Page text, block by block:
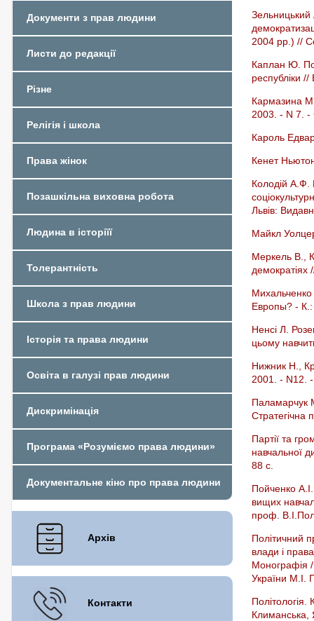
Зельницький
2004 рр.) //
Каплан Ю.
республіки
Кармазина М.
2003. - N 7.
Кароль
Кенет
Колодій А.Ф.
Львів:
Майкл
Меркель В.,
Европы? - К.:
Ненсі Л.
цьому
Нижник Н.,
2001. - N12.
Паламарчук
Партії та
навчальної
88 с.
Пойченко А.І.
вищих
проф.
Політичний
влади і
Монографія
України
Політологія.
Климанська,
Документи з прав людини
Листи до редакції
Різне
Релігія і школа
Права жінок
Позашкільна виховна робота
Людина в історіїї
Толерантність
Школа з прав людини
Історія та права людини
Освіта в галузі прав людини
Дискримінація
Програма «Розуміємо права людини»
Документальне кіно про права людини
Архів
Контакти